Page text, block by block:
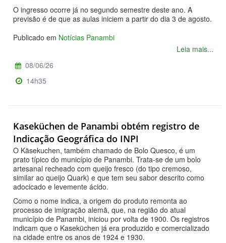
O ingresso ocorre já no segundo semestre deste ano. A
previsão é de que as aulas iniciem a partir do dia 3 de agosto.
Publicado em Notícias Panambi
Leia mais...
08/06/26
14h35
Kaseküchen de Panambi obtém registro de
Indicação Geográfica do INPI
O Käsekuchen, também chamado de Bolo Quesco, é um
prato típico do município de Panambi. Trata-se de um bolo
artesanal recheado com queijo fresco (do tipo cremoso,
similar ao queijo Quark) e que tem seu sabor descrito como
adocicado e levemente ácido.
Como o nome indica, a origem do produto remonta ao
processo de imigração alemã, que, na região do atual
município de Panambi, iniciou por volta de 1900. Os registros
indicam que o Kaseküchen já era produzido e comercializado
na cidade entre os anos de 1924 e 1930.